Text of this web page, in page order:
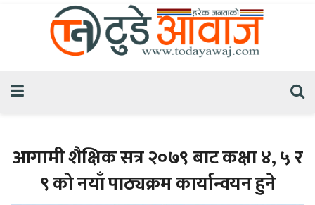
आगामी शैक्षिक सत्र २०७९ बाट कक्षा ४, ५ र
९ को नयाँ पाठ्यक्रम कार्यान्वयन हुने